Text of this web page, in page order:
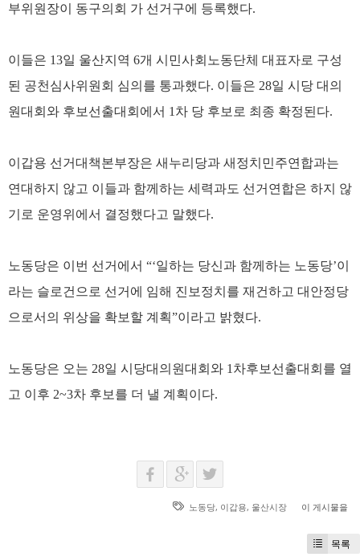
부위원장이 동구의회 가 선거구에 등록했다.
이들은 13일 울산지역 6개 시민사회노동단체 대표자로 구성
된 공천심사위원회 심의를 통과했다. 이들은 28일 시당 대의
원대회와 후보선출대회에서 1차 당 후보로 최종 확정된다.
이갑용 선거대책본부장은 새누리당과 새정치민주연합과는
연대하지 않고 이들과 함께하는 세력과도 선거연합은 하지 않
기로 운영위에서 결정했다고 말했다.
노동당은 이번 선거에서 “‘일하는 당신과 함께하는 노동당’이
라는 슬로건으로 선거에 임해 진보정치를 재건하고 대안정당
으로서의 위상을 확보할 계획”이라고 밝혔다.
노동당은 오는 28일 시당대의원대회와 1차후보선출대회를 열
고 이후 2~3차 후보를 더 낼 계획이다.
노동당, 이갑용, 울산시장 이 게시물을
목록